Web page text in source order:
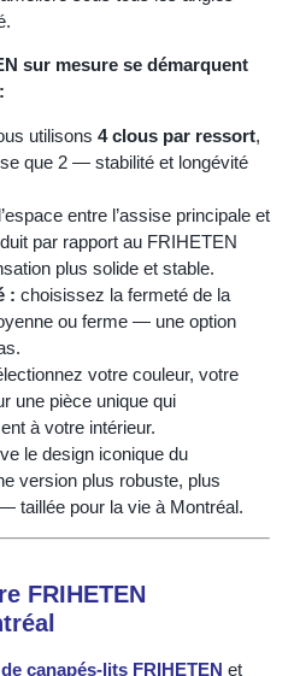
sur mesure se démarquent
utilisons 4 clous par ressort,
que 2 — stabilité et longévité
l’espace entre l’assise principale et
par rapport au FRIHETEN
plus solide et stable.
: choisissez la fermeté de la
ou ferme — une option
votre couleur, votre
une pièce unique qui
à votre intérieur.
le design iconique du
version plus robuste, plus
taillée pour la vie à Montréal.
FRIHETEN
canapés-lits FRIHETEN et